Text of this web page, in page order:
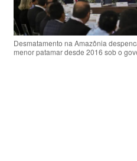
Desmatamento na Amazônia
menor patamar desde 2016 sob o